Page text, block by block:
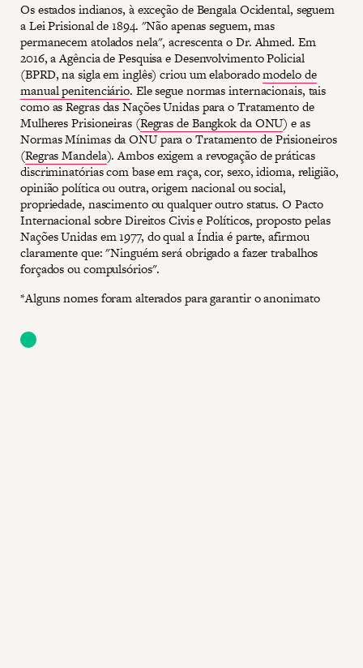
Os estados indianos, à exceção de Bengala Ocidental, seguem
a Lei Prisional de 1894. "Não apenas seguem, mas
permanecem atolados nela", acrescenta o Dr. Ahmed. Em
2016, a Agência de Pesquisa e Desenvolvimento Policial
(BPRD, na sigla em inglês) criou um elaboradomodelo de
manual penitenciário. Ele segue normas internacionais, tais
como as Regras das Nações Unidas para o Tratamento de
Mulheres Prisioneiras (Regras de Bangkok da ONU) e as
Normas Mínimas da ONU para o Tratamento de Prisioneiros
(Regras Mandela). Ambos exigem a revogação de práticas
discriminatórias com base em raça, cor, sexo, idioma, religião,
opinião política ou outra, origem nacional ou social,
propriedade, nascimento ou qualquer outro status. O Pacto
Internacional sobre Direitos Civis e Políticos, proposto pelas
Nações Unidas em 1977, do qual a Índia é parte, afirmou
claramente que: "Ninguém será obrigado a fazer trabalhos
forçados ou compulsórios".
*Alguns nomes foram alterados para garantir o anonimato